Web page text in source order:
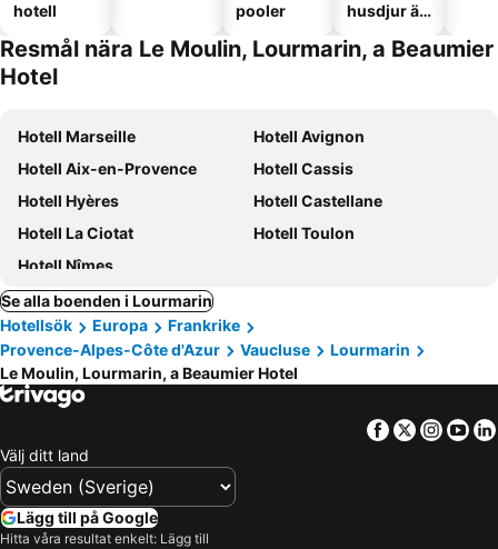
hotell
pooler
husdjur är
Resmål nära Le Moulin, Lourmarin, a Beaumier
Hotel
Hotell Marseille
Hotell Avignon
Hotell Aix-en-Provence
Hotell Cassis
Hotell Hyères
Hotell Castellane
Hotell La Ciotat
Hotell Toulon
Hotell Nîmes
Se alla boenden i Lourmarin
Hotellsök
Europa
Frankrike
Provence-Alpes-Côte d'Azur
Vaucluse
Lourmarin
Le Moulin, Lourmarin, a Beaumier Hotel
Facebook
Twitter
Välj ditt land
Lägg till på Google
Hitta våra resultat enkelt: Lägg till